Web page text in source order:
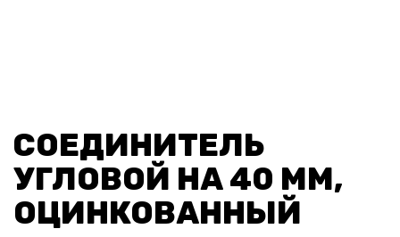
СОЕДИНИТЕЛЬ
УГЛОВОЙ НА 40 ММ,
ОЦИНКОВАННЫЙ